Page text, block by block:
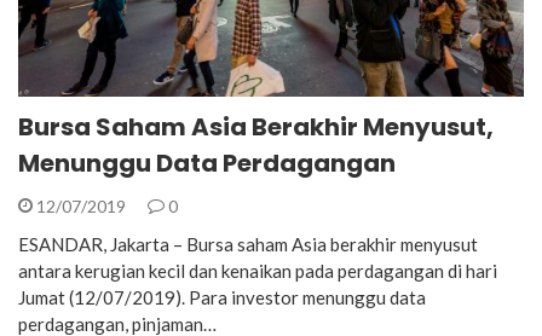
Bursa Saham Asia Berakhir Menyusut,
Menunggu Data Perdagangan
12/07/2019 0
ESANDAR, Jakarta – Bursa saham Asia berakhir menyusut
antara kerugian kecil dan kenaikan pada perdagangan di hari
Jumat (12/07/2019). Para investor menunggu data
perdagangan, pinjaman…